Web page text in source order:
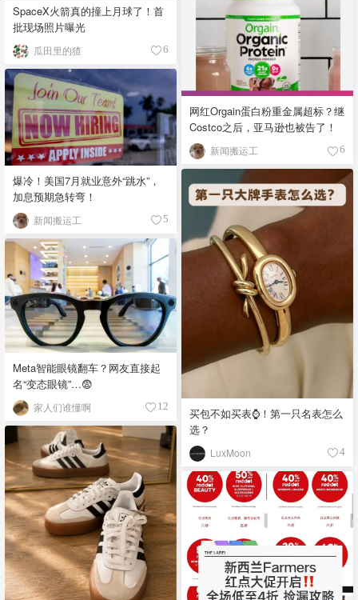
SpaceX火箭真的撞上月球了！首
批现场照片曝光
瓜田里的猹 6
网红Orgain蛋白粉重金属超标？继
Costco之后，亚马逊也被告了！
新闻搬运工 6
爆冷！美国7月就业意外“跳水”，
加息预期急转弯！
新闻搬运工 5
买包不如买表⌚️！第一只名表怎么
选？
LuxMoon 4
Meta智能眼镜翻车？网友直接起
名“变态眼镜”…😨
家人们谁懂啊 12